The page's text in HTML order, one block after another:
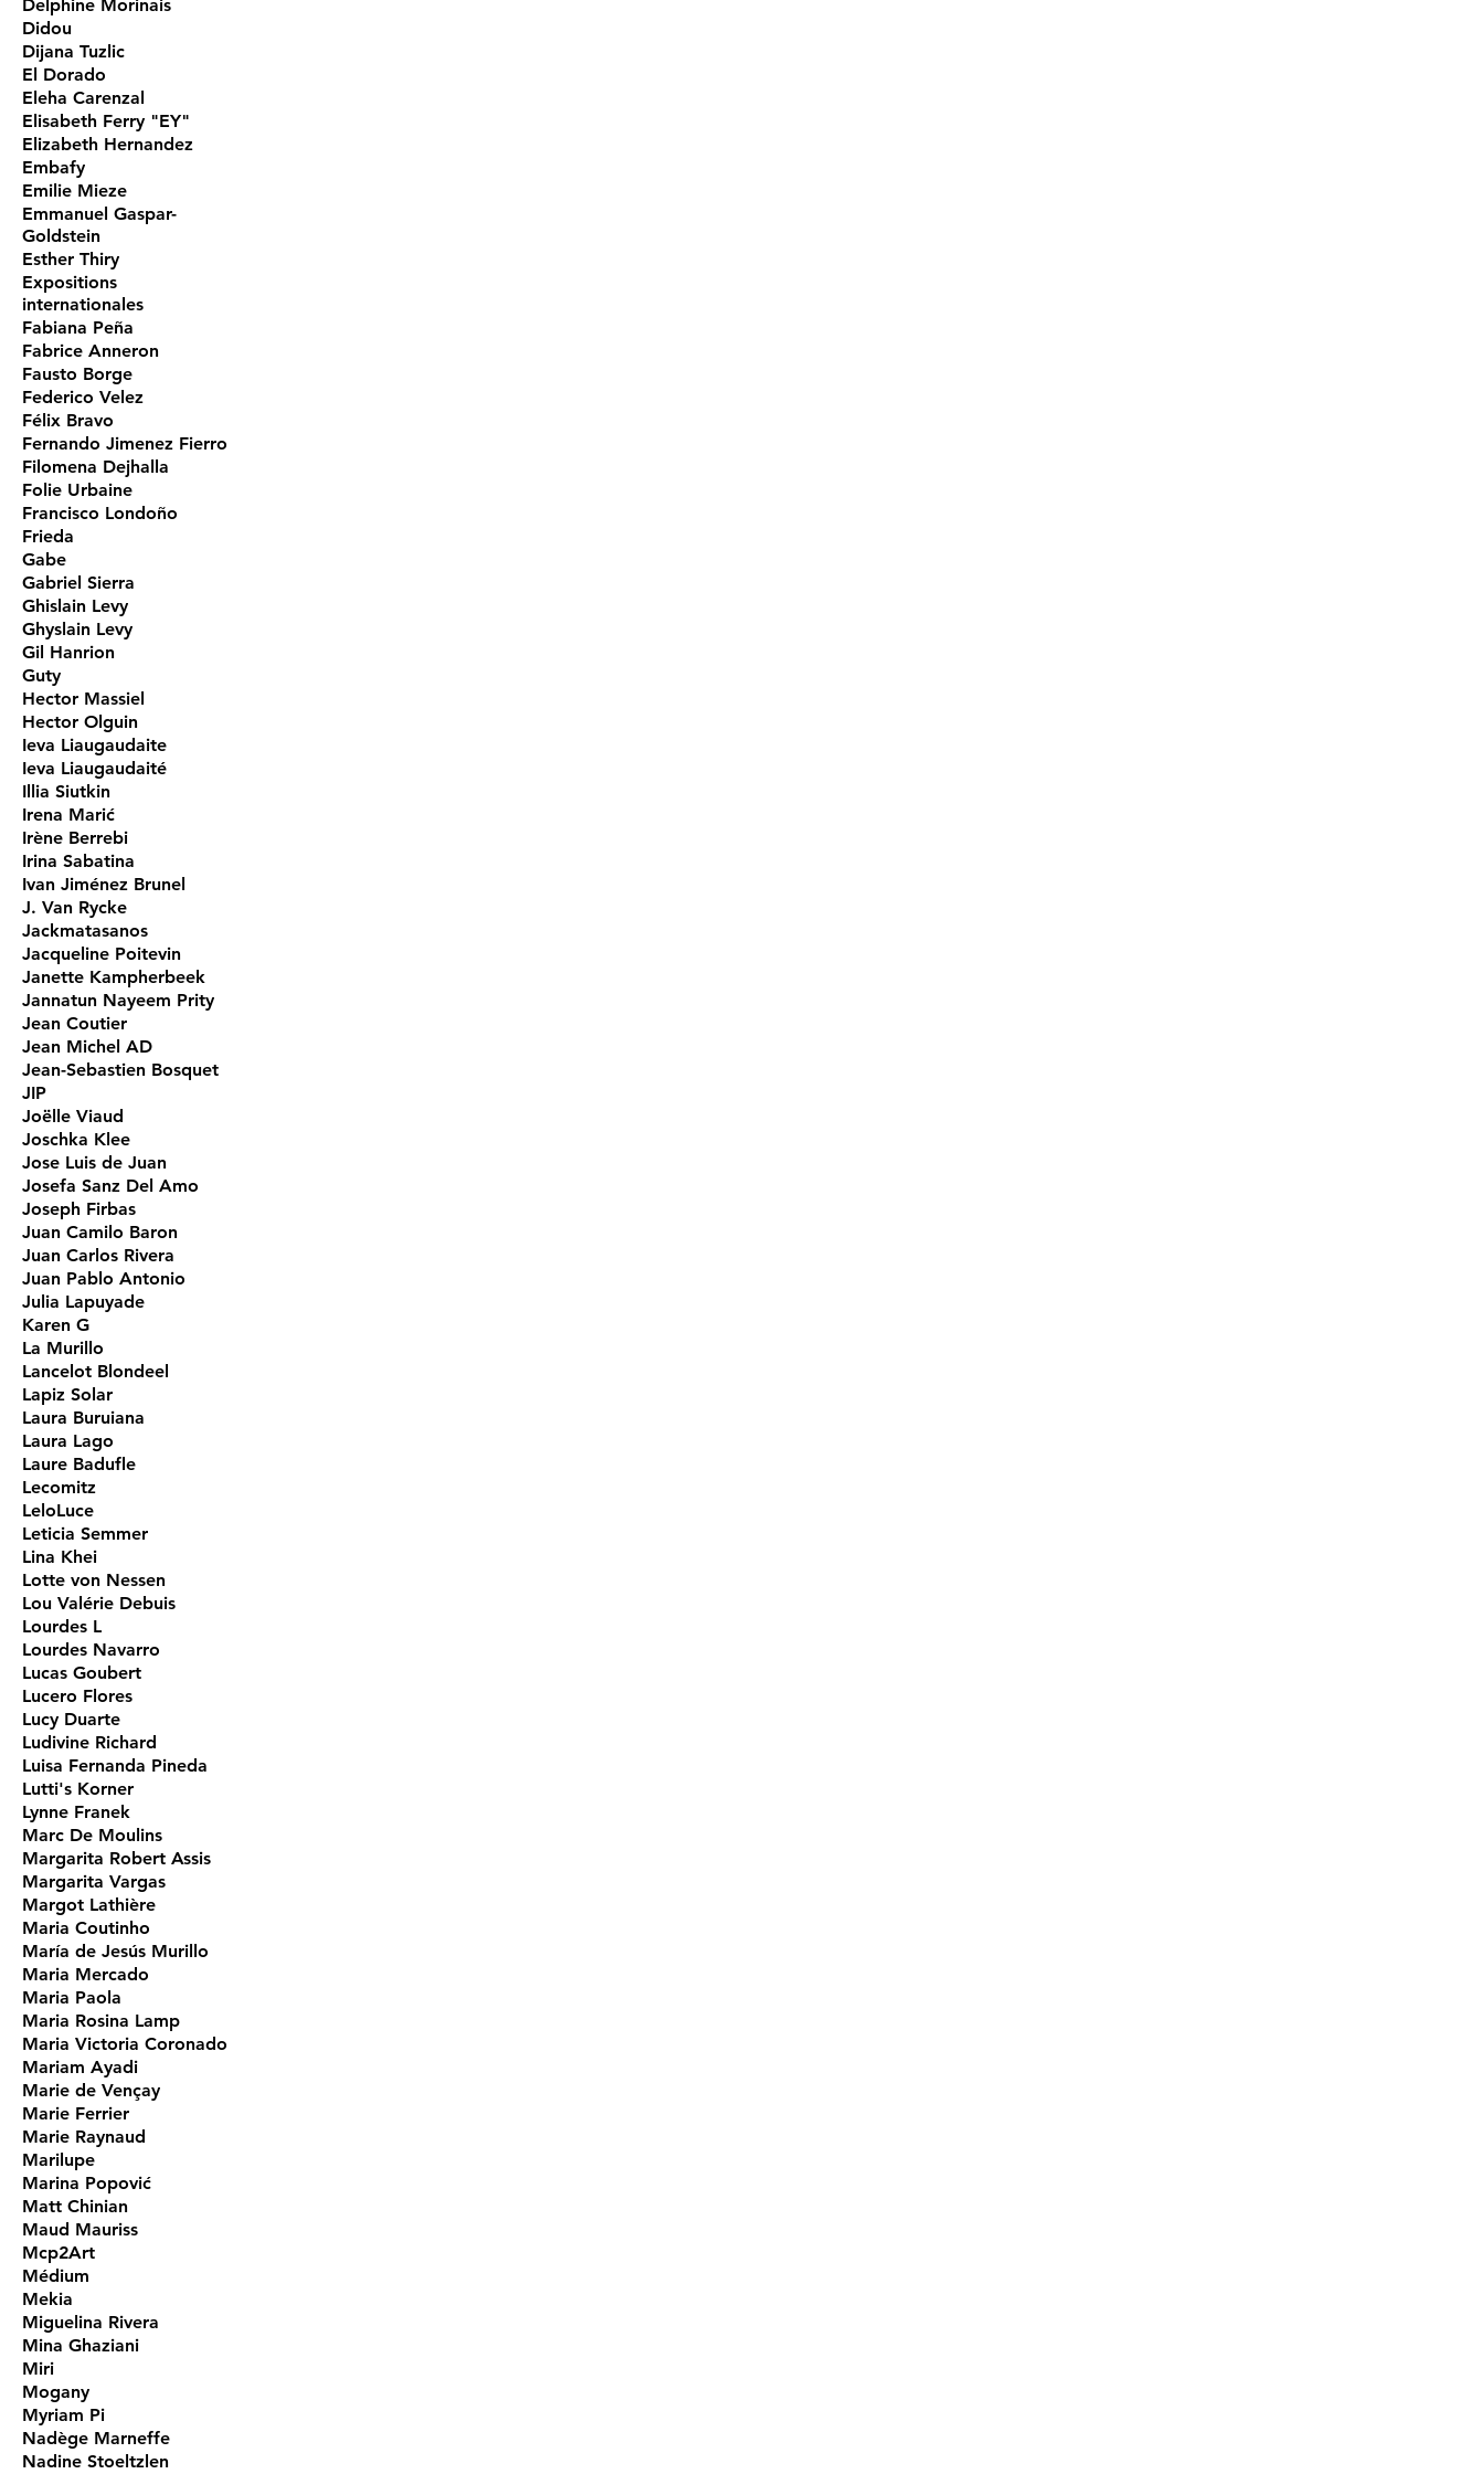
Delphine Morinais
Didou
Dijana Tuzlic
El Dorado
Eleha Carenzal
Elisabeth Ferry "EY"
Elizabeth Hernandez
Embafy
Emilie Mieze
Emmanuel Gaspar-
Goldstein
Esther Thiry
Expositions
internationales
Fabiana Peña
Fabrice Anneron
Fausto Borge
Federico Velez
Félix Bravo
Fernando Jimenez Fierro
Filomena Dejhalla
Folie Urbaine
Francisco Londoño
Frieda
Gabe
Gabriel Sierra
Ghislain Levy
Ghyslain Levy
Gil Hanrion
Guty
Hector Massiel
Hector Olguin
Ieva Liaugaudaite
Ieva Liaugaudaité
Illia Siutkin
Irena Marić
Irène Berrebi
Irina Sabatina
Ivan Jiménez Brunel
J. Van Rycke
Jackmatasanos
Jacqueline Poitevin
Janette Kampherbeek
Jannatun Nayeem Prity
Jean Coutier
Jean Michel AD
Jean-Sebastien Bosquet
JIP
Joëlle Viaud
Joschka Klee
Jose Luis de Juan
Josefa Sanz Del Amo
Joseph Firbas
Juan Camilo Baron
Juan Carlos Rivera
Juan Pablo Antonio
Julia Lapuyade
Karen G
La Murillo
Lancelot Blondeel
Lapiz Solar
Laura Buruiana
Laura Lago
Laure Badufle
Lecomitz
LeloLuce
Leticia Semmer
Lina Khei
Lotte von Nessen
Lou Valérie Debuis
Lourdes L
Lourdes Navarro
Lucas Goubert
Lucero Flores
Lucy Duarte
Ludivine Richard
Luisa Fernanda Pineda
Lutti's Korner
Lynne Franek
Marc De Moulins
Margarita Robert Assis
Margarita Vargas
Margot Lathière
Maria Coutinho
María de Jesús Murillo
Maria Mercado
Maria Paola
Maria Rosina Lamp
Maria Victoria Coronado
Mariam Ayadi
Marie de Vençay
Marie Ferrier
Marie Raynaud
Marilupe
Marina Popović
Matt Chinian
Maud Mauriss
Mcp2Art
Médium
Mekia
Miguelina Rivera
Mina Ghaziani
Miri
Mogany
Myriam Pi
Nadège Marneffe
Nadine Stoeltzlen